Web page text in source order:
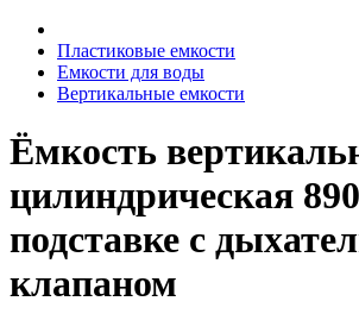
Пластиковые емкости
Емкости для воды
Вертикальные емкости
Ёмкость
цилиндрическая
подставке с
клапаном